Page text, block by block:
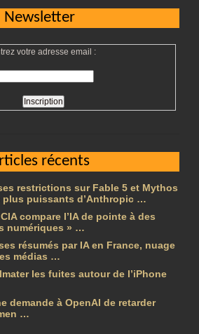
Newsletter
votre adresse email :
récents
restrictions sur Fable 5 et Mythos
plus puissants d’Anthropic …
compare l’IA de pointe à des
numériques » …
résumés par IA en France, nuage
médias …
les fuites autour de l’iPhone
demande à OpenAI de retarder
…